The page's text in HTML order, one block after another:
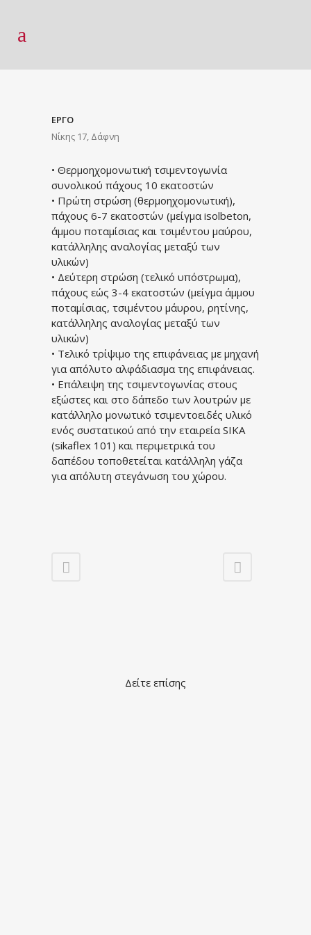
ΕΡΓΟ
Νίκης 17, Δάφνη
• Θερμοηχομονωτική τσιμεντογωνία
συνολικού πάχους 10 εκατοστών
• Πρώτη στρώση (θερμοηχομονωτική),
πάχους 6-7 εκατοστών (μείγμα isolbeton,
άμμου ποταμίσιας και τσιμέντου μαύρου,
κατάλληλης αναλογίας μεταξύ των
υλικών)
• Δεύτερη στρώση (τελικό υπόστρωμα),
πάχους εώς 3-4 εκατοστών (μείγμα άμμου
ποταμίσιας, τσιμέντου μάυρου, ρητίνης,
κατάλληλης αναλογίας μεταξύ των
υλικών)
• Τελικό τρίψιμο της επιφάνειας με μηχανή
για απόλυτο αλφάδιασμα της επιφάνειας.
• Επάλειψη της τσιμεντογωνίας στους
εξώστες και στο δάπεδο των λουτρών με
κατάλληλο μονωτικό τσιμεντοειδές υλικό
ενός συστατικού από την εταιρεία SIKA
(sikaflex 101) και περιμετρικά του
δαπέδου τοποθετείται κατάλληλη γάζα
για απόλυτη στεγάνωση του χώρου.
Δείτε επίσης